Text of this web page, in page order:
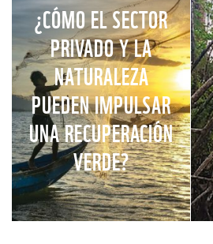
¿CÓMO EL SECTOR
PRIVADO Y LA
NATURALEZA
PUEDEN IMPULSAR
UNA RECUPERACIÓN
VERDE?